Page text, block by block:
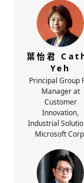
葉怡君
Yeh
Principal Group
Manager at
Customer
Innovation,
Industrial
Microsoft